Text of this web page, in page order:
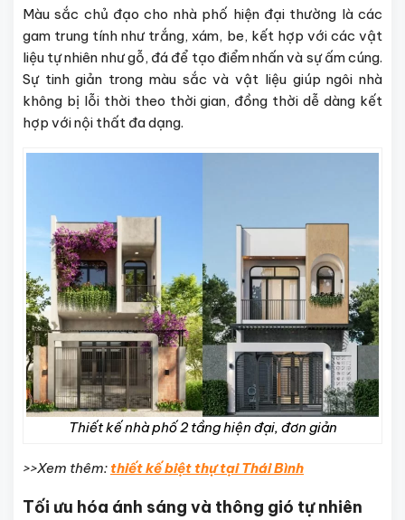
Màu sắc chủ đạo cho nhà phố hiện đại thường là các
gam trung tính như trắng, xám, be, kết hợp với các vật
liệu tự nhiên như gỗ, đá để tạo điểm nhấn và sự ấm cúng.
Sự tinh giản trong màu sắc và vật liệu giúp ngôi nhà
không bị lỗi thời theo thời gian, đồng thời dễ dàng kết
hợp với nội thất đa dạng.
Thiết kế nhà phố 2 tầng hiện đại, đơn giản
>>Xem thêm: thiết kế biệt thự tại Thái Bình
Tối ưu hóa ánh sáng và thông gió tự nhiên